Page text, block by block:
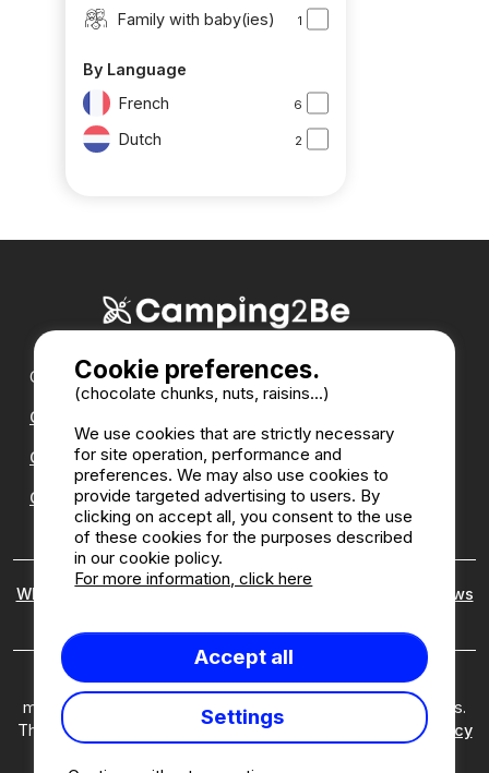
Family with baby(ies) 1
By Language
French
6
Dutch 2
Our partners :
CampingDirect
CampingStreetView
CAMPSITE ANNUAL DIRECTORY
Who are we ? Legal notices
Customer reviews
Camping2Be ©2026 Camping2Be, all rights reserved. All
media and pictures are property of their respective owners.
This site is protected by reCAPTCHA and the Google
Privacy
Cookie preferences.
(chocolate chunks, nuts, raisins...)
We use cookies that are strictly necessary
for site operation, performance and
preferences. We may also use cookies to
provide targeted advertising to users. By
clicking on accept all, you consent to the use
of these cookies for the purposes described
in our cookie policy.
For more information, click here
Accept all
Settings